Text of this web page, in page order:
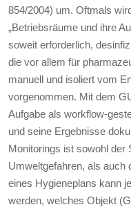
854/2004) um. Oftmals
„Betriebsräume und ihre
soweit erforderlich,
die vor allem für
manuell und isoliert vom
vorgenommen. Mit dem
Aufgabe als workflow-
und seine Ergebnisse
Monitorings ist sowohl der
Umweltgefahren, als
eines Hygieneplans kann
werden, welches Objekt